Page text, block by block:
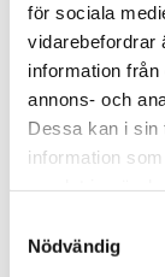
för sociala
vidarebefordrar
information
annons- och
Dessa kan i sin
information
Nödvändig
Srf
företagande
Våra
Tidningen